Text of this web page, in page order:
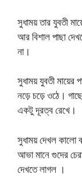
সুধাময় তার যুবতী
আর বিশাল পাছা
না।
সুধাময় যুবতী মায়ের
নড়ে চড়ে ওঠে।
একটু দূরত্ব রেখে।
সুধাময় দেখল কালো
আভা মানে গুদের
দেখতে লাগল ।